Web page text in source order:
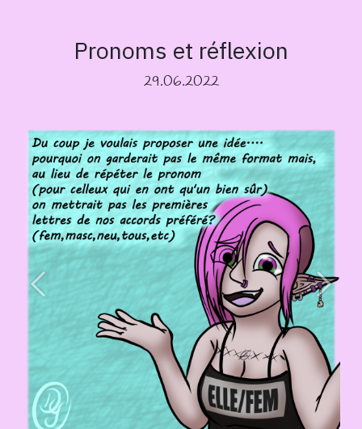
Pronoms et réflexion
29.06.2022
Précédent Suivant